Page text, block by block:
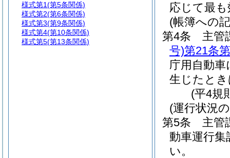
応じて最
(帳簿への
第4条
主管
号)第21条
庁用自動
生じたと
(平4規
(運行状況
第5条
主管
動車運行集
い。
様式第1(第5条関係)
様式第2(第6条関係)
様式第3(第9条関係)
様式第4(第10条関係)
様式第5(第13条関係)